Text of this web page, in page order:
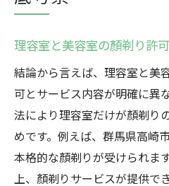
理容室と美容室の顏剃り許
結論から言えば、理容室と美
可とサービス内容が明確に異
法により理容室だけが顏剃り
めです。例えば、群馬県高崎
本格的な顏剃りが受けられま
上、顏剃りサービスが提供で